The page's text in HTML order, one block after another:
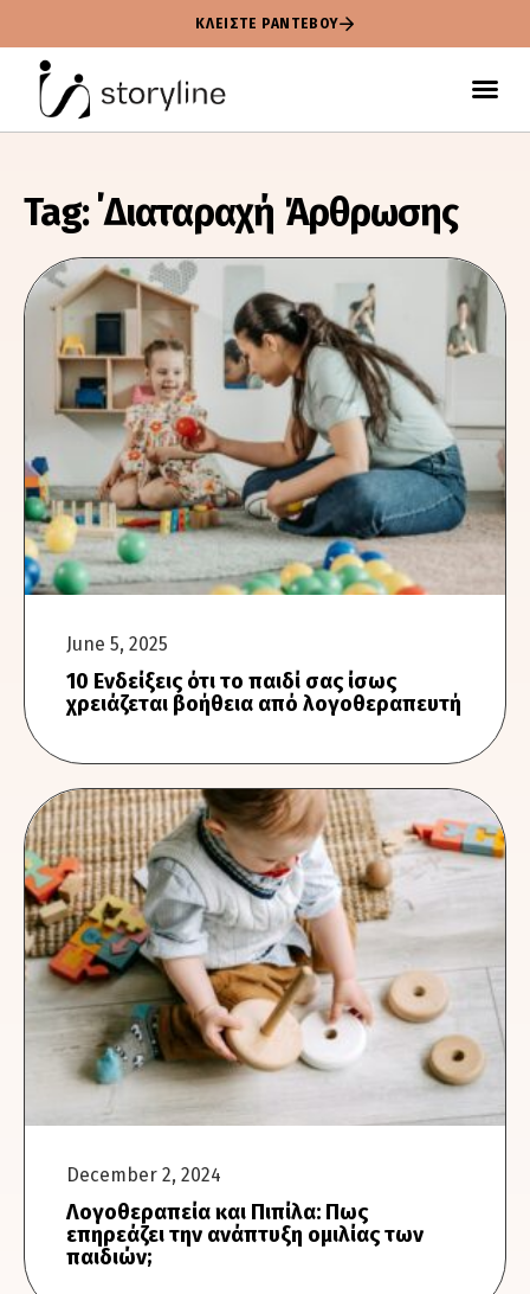
ΚΛΕΙΣΤΕ ΡΑΝΤΕΒΟΥ
Tag: ΄Διαταραχή Άρθρωσης
June 5, 2025
10 Ενδείξεις ότι το παιδί σας ίσως
χρειάζεται βοήθεια από λογοθεραπευτή
December 2, 2024
Λογοθεραπεία και Πιπίλα: Πως
επηρεάζει την ανάπτυξη ομιλίας των
παιδιών;